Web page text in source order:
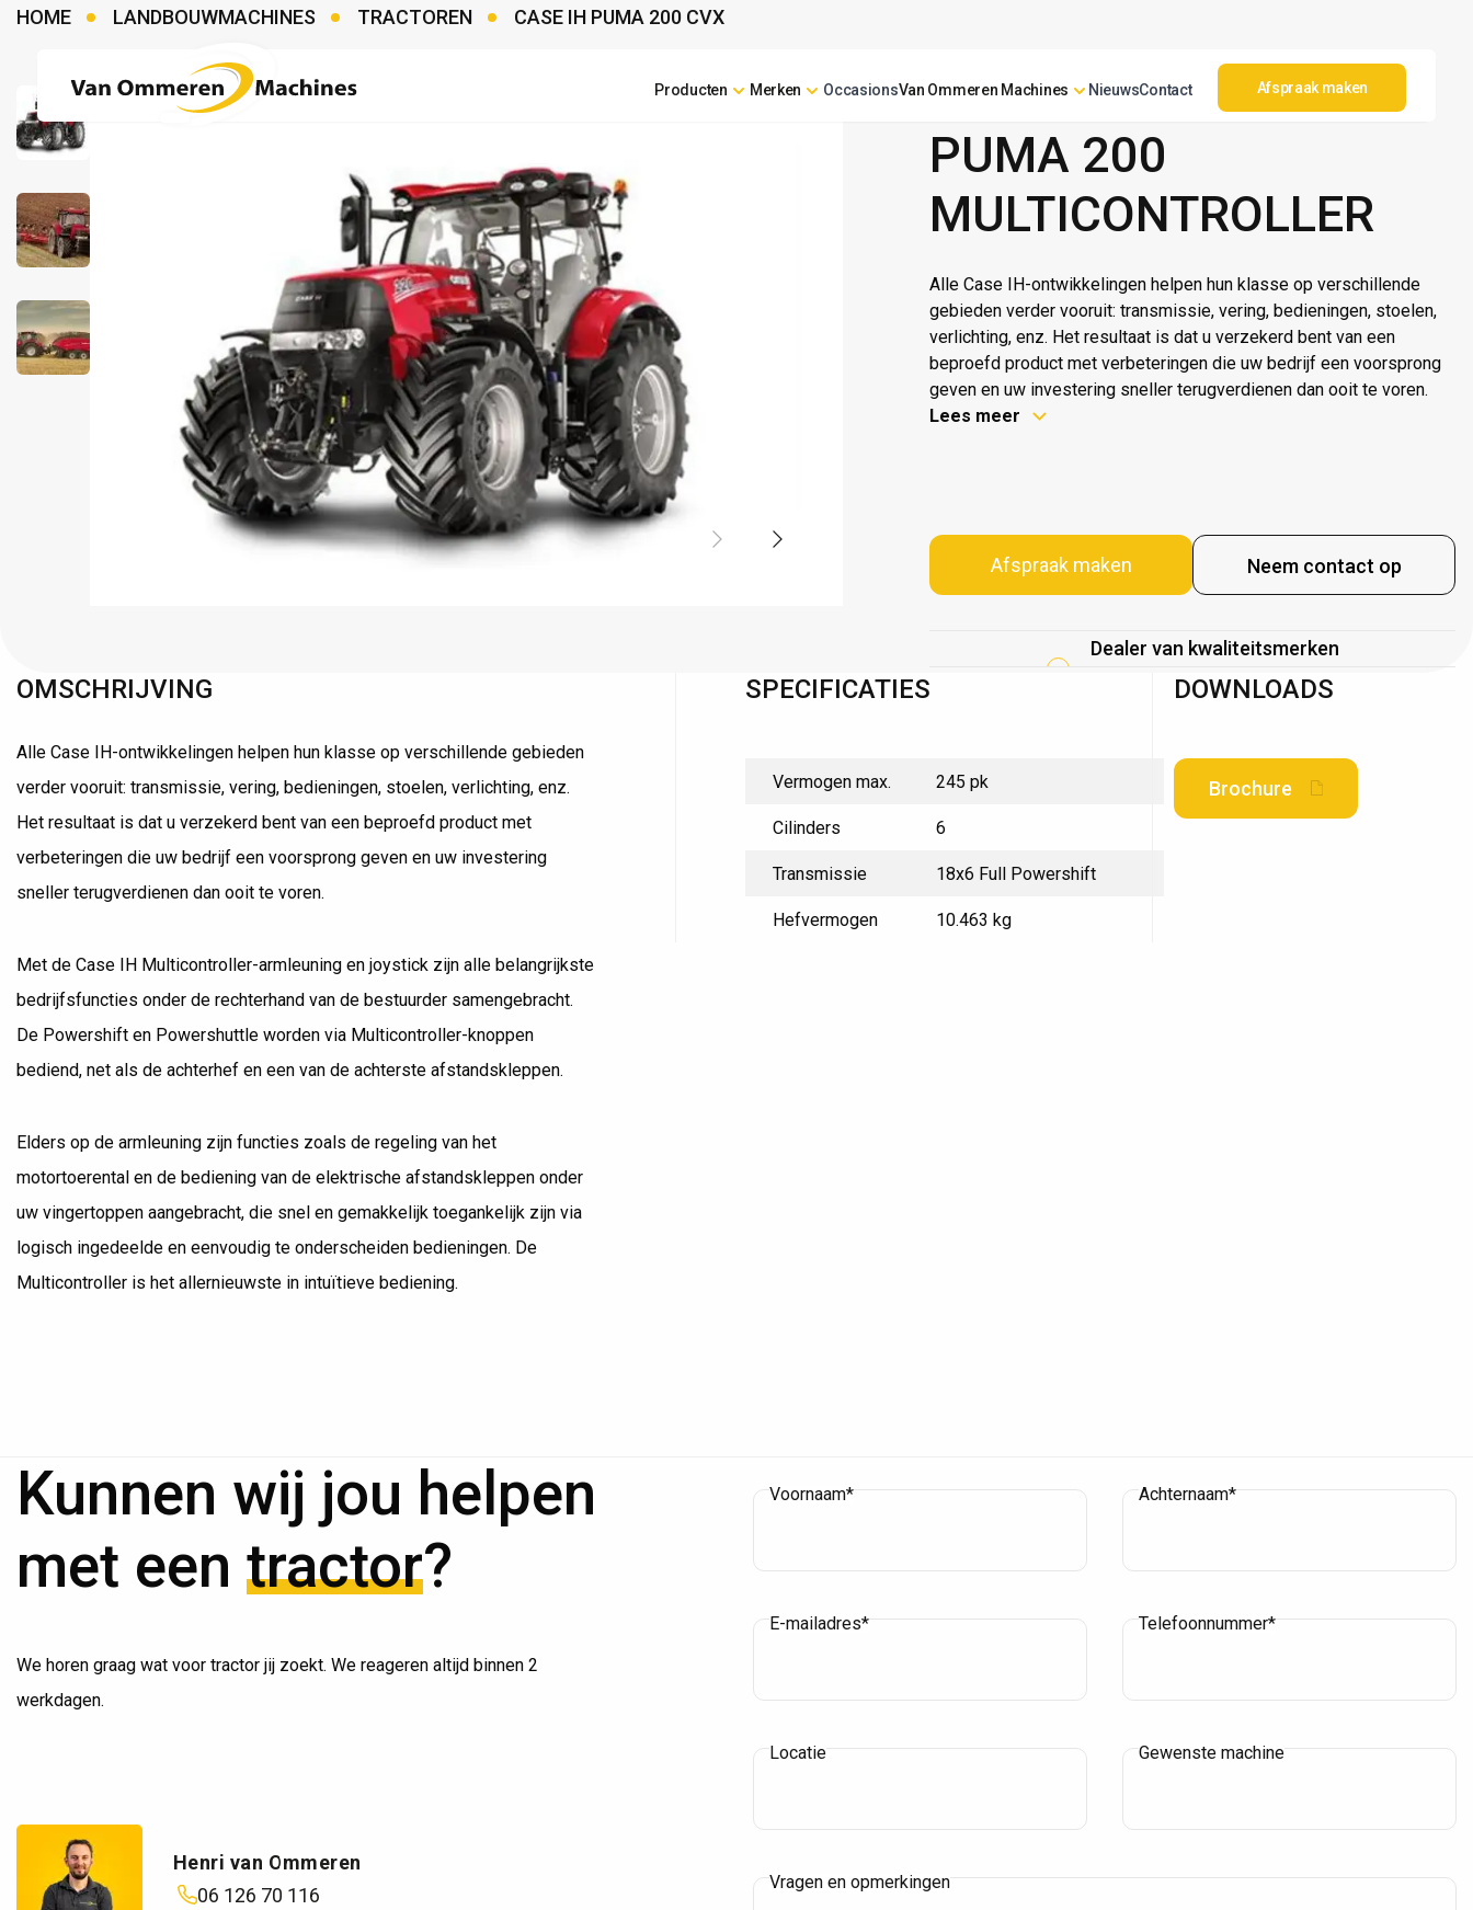
Producten Merken OccasionsVan Ommeren Machines NieuwsContact Afspraak maken
HOME LANDBOUWMACHINES TRACTOREN CASE IH PUMA 200 CVX
CASE IH
PUMA 200
MULTICONTROLLER
Alle Case IH-ontwikkelingen helpen hun klasse op verschillende
gebieden verder vooruit: transmissie, vering, bedieningen, stoelen,
verlichting, enz. Het resultaat is dat u verzekerd bent van een
beproefd product met verbeteringen die uw bedrijf een voorsprong
geven en uw investering sneller terugverdienen dan ooit te voren.
Lees meer
Afspraak maken Neem contact op
Levering, service en
OMSCHRIJVING
Alle Case IH-ontwikkelingen helpen hun klasse op verschillende gebieden
verder vooruit: transmissie, vering, bedieningen, stoelen, verlichting, enz.
Het resultaat is dat u verzekerd bent van een beproefd product met
verbeteringen die uw bedrijf een voorsprong geven en uw investering
sneller terugverdienen dan ooit te voren.
Met de Case IH Multicontroller-armleuning en joystick zijn alle belangrijkste
bedrijfsfuncties onder de rechterhand van de bestuurder samengebracht.
De Powershift en Powershuttle worden via Multicontroller-knoppen
bediend, net als de achterhef en een van de achterste afstandskleppen.
Elders op de armleuning zijn functies zoals de regeling van het
motortoerental en de bediening van de elektrische afstandskleppen onder
uw vingertoppen aangebracht, die snel en gemakkelijk toegankelijk zijn via
logisch ingedeelde en eenvoudig te onderscheiden bedieningen. De
Multicontroller is het allernieuwste in intuïtieve bediening.
SPECIFICATIES
Vermogen max. 245 pk
Cilinders 6
Transmissie 18x6 Full Powershift
Hefvermogen 10.463 kg
DOWNLOADS
Brochure
Kunnen wij jou helpen
met een tractor?
We horen graag wat voor tractor jij zoekt. We reageren altijd binnen 2
werkdagen.
Henri van Ommeren
06 126 70 116
Voornaam* Achternaam*
E-mailadres* Telefoonnummer*
Locatie Gewenste machine
Vragen en opmerkingen